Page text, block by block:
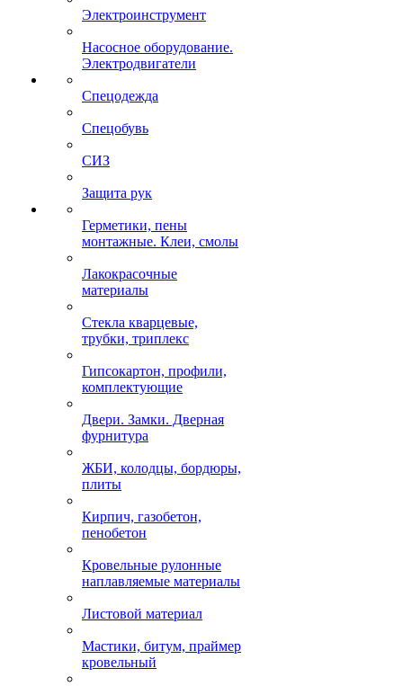
Электроинструмент
Насосное оборудование.
Электродвигатели
Спецодежда
Спецобувь
СИЗ
Защита рук
Герметики, пены
монтажные. Клеи, смолы
Лакокрасочные
материалы
Стекла кварцевые,
трубки, триплекс
Гипсокартон, профили,
комплектующие
Двери. Замки. Дверная
фурнитура
ЖБИ, колодцы, бордюры,
плиты
Кирпич, газобетон,
пенобетон
Кровельные рулонные
наплавляемые материалы
Листовой материал
Мастики, битум, праймер
кровельный